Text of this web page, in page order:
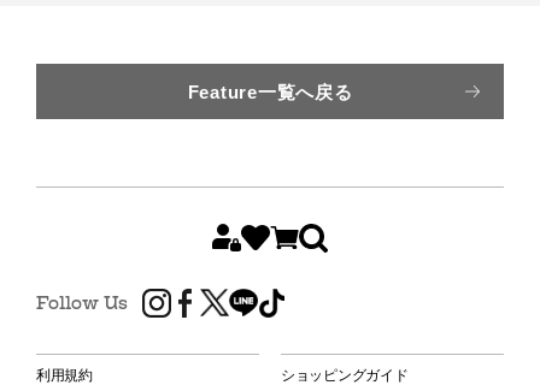
Feature一覧へ戻る
Follow Us
利用規約 ショッピングガイド